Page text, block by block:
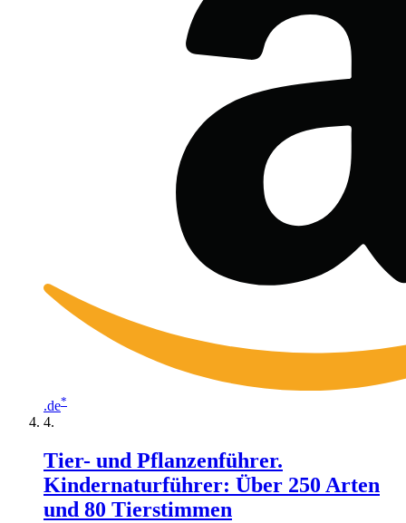
.de*
Tier- und Pflanzenführer.
Kindernaturführer: Über 250 Arten
und 80 Tierstimmen